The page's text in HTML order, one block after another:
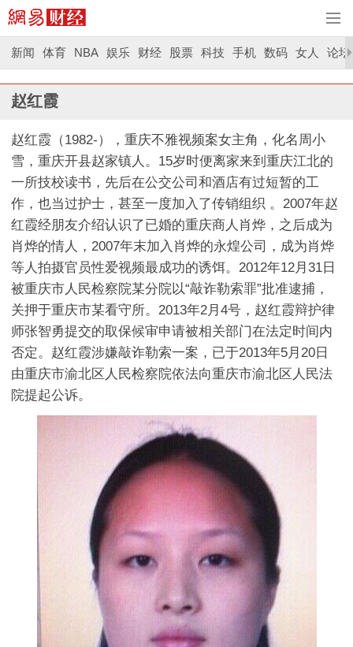
新闻 体育 NBA 娱乐 财经 股票 科技 手机 数码 女人 论坛
赵红霞
赵红霞（1982-），重庆不雅视频案女主角，化名周小
雪，重庆开县赵家镇人。15岁时便离家来到重庆江北的
一所技校读书，先后在公交公司和酒店有过短暂的工
作，也当过护士，甚至一度加入了传销组织 。2007年赵
红霞经朋友介绍认识了已婚的重庆商人肖烨，之后成为
肖烨的情人，2007年末加入肖烨的永煌公司，成为肖烨
等人拍摄官员性爱视频最成功的诱饵。2012年12月31日
被重庆市人民检察院某分院以“敲诈勒索罪”批准逮捕，
关押于重庆市某看守所。2013年2月4号，赵红霞辩护律
师张智勇提交的取保候审申请被相关部门在法定时间内
否定。赵红霞涉嫌敲诈勒索一案，已于2013年5月20日
由重庆市渝北区人民检察院依法向重庆市渝北区人民法
院提起公诉。